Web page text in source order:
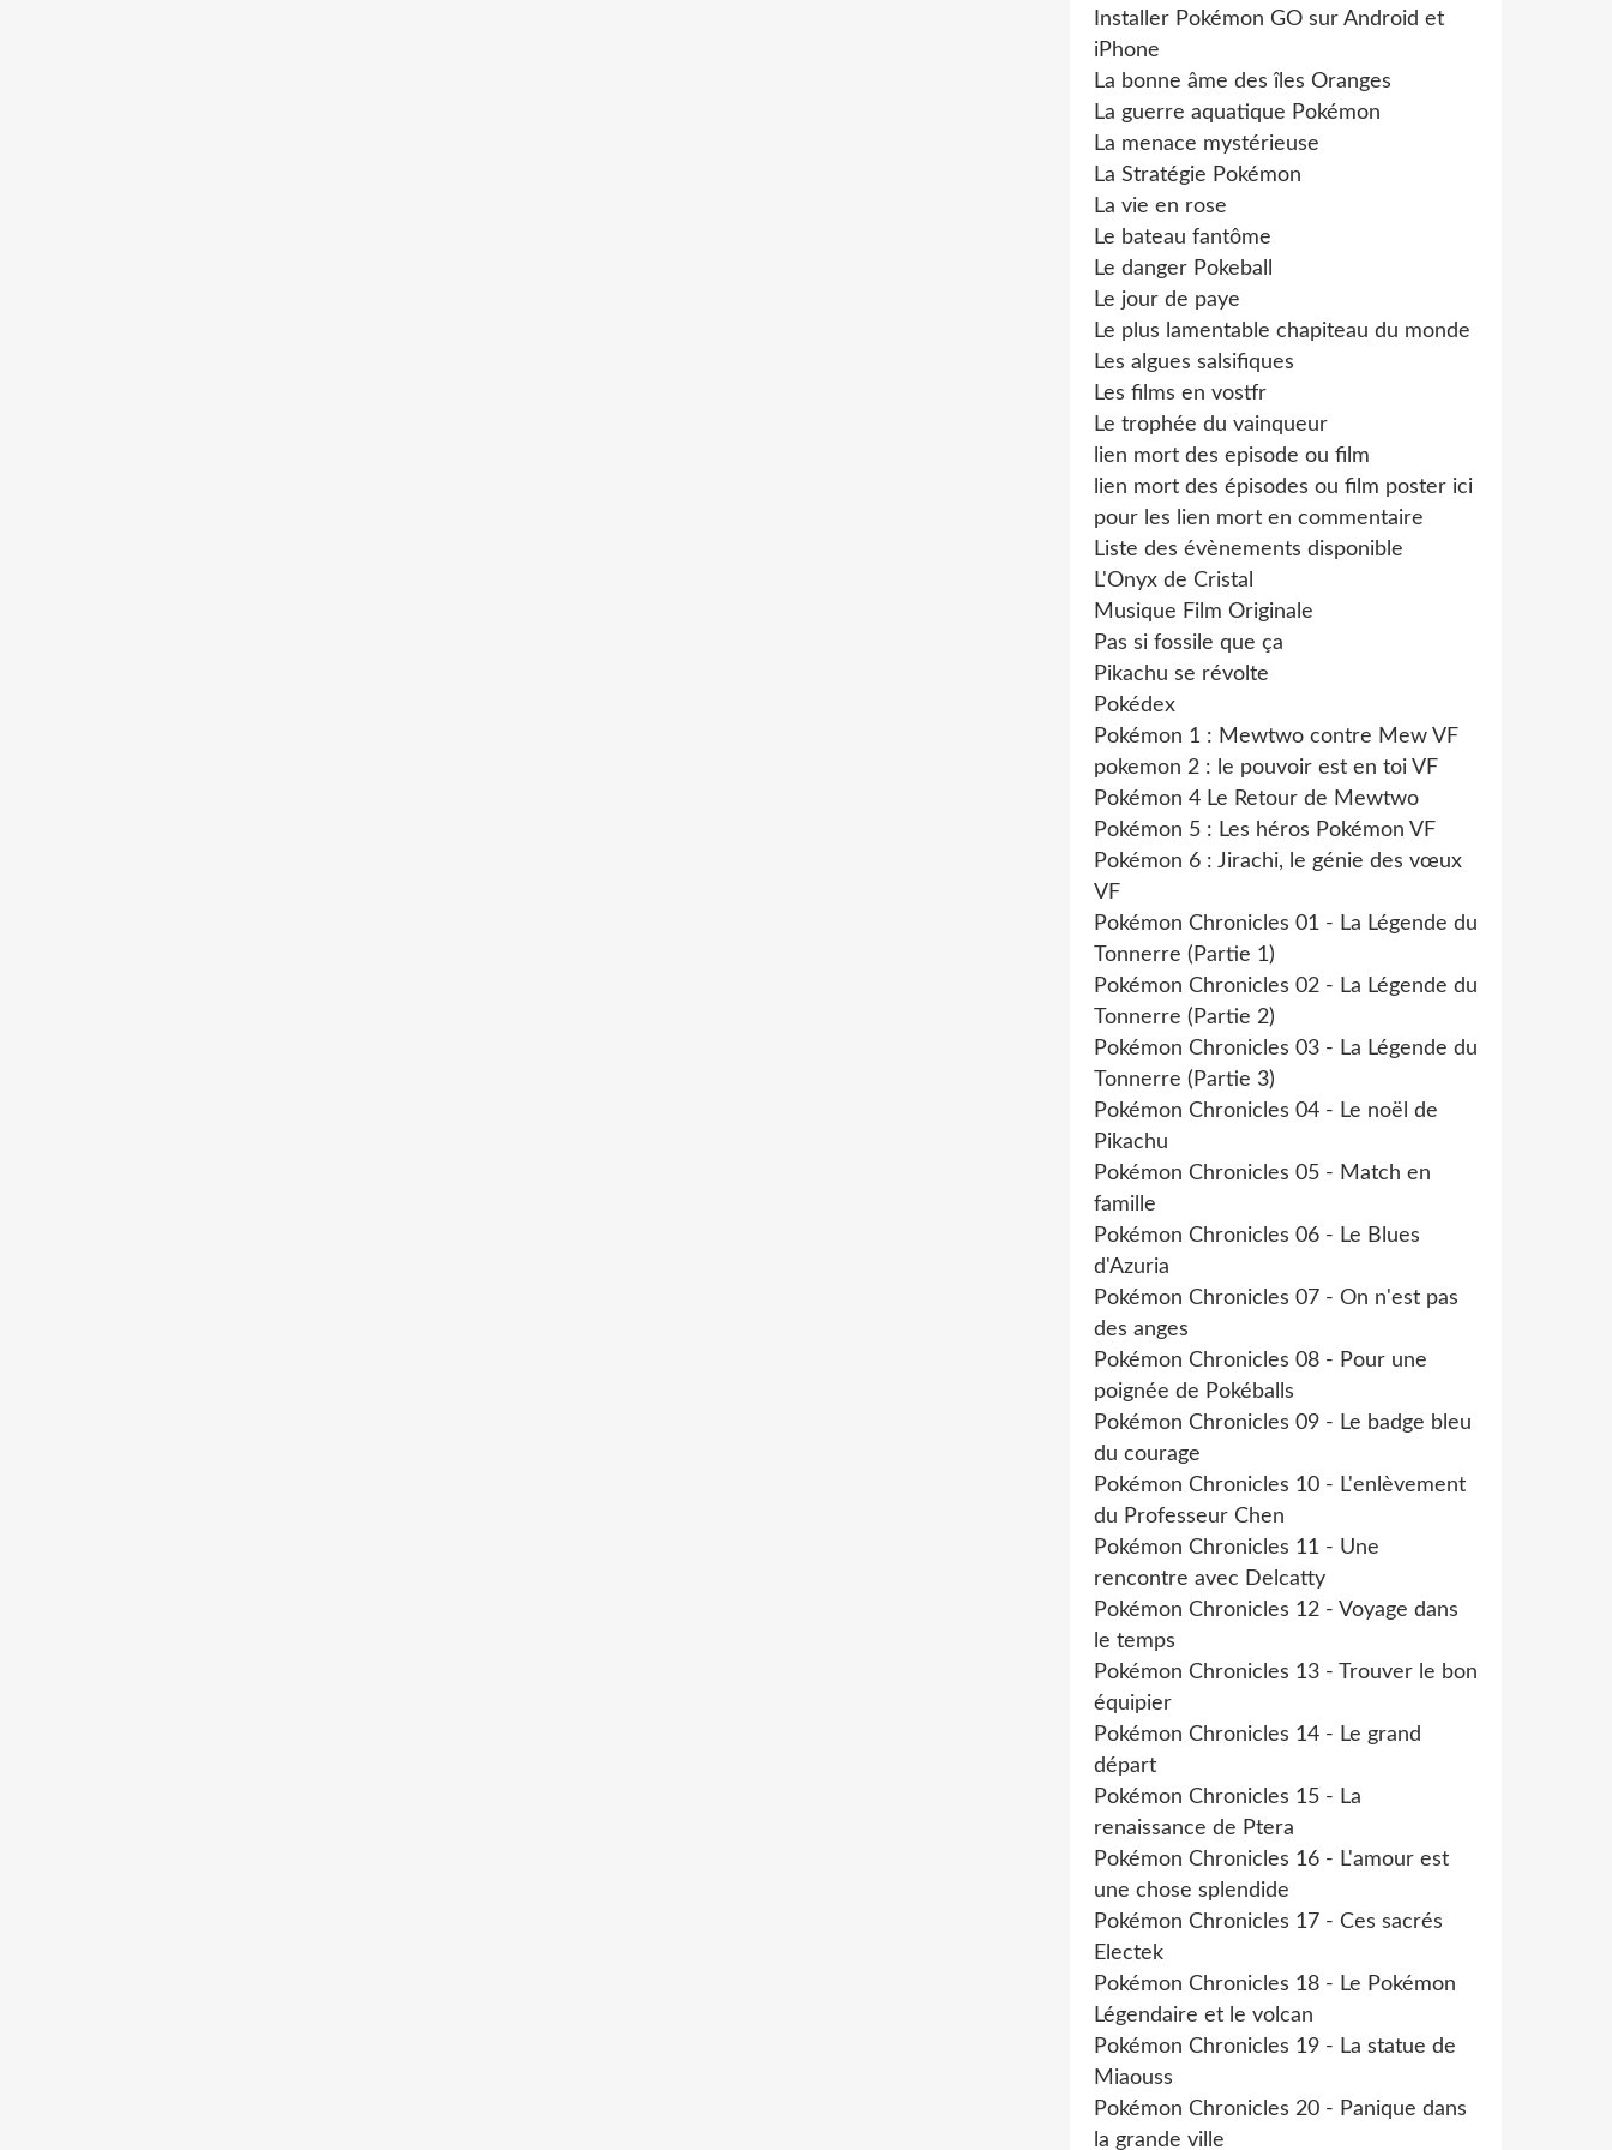
Installer Pokémon GO sur Android et
iPhone
La bonne âme des îles Oranges
La guerre aquatique Pokémon
La menace mystérieuse
La Stratégie Pokémon
La vie en rose
Le bateau fantôme
Le danger Pokeball
Le jour de paye
Le plus lamentable chapiteau du monde
Les algues salsifiques
Les films en vostfr
Le trophée du vainqueur
lien mort des episode ou film
lien mort des épisodes ou film poster ici
pour les lien mort en commentaire
Liste des évènements disponible
L'Onyx de Cristal
Musique Film Originale
Pas si fossile que ça
Pikachu se révolte
Pokédex
Pokémon 1 : Mewtwo contre Mew VF
pokemon 2 : le pouvoir est en toi VF
Pokémon 4 Le Retour de Mewtwo
Pokémon 5 : Les héros Pokémon VF
Pokémon 6 : Jirachi, le génie des vœux
VF
Pokémon Chronicles 01 - La Légende du
Tonnerre (Partie 1)
Pokémon Chronicles 02 - La Légende du
Tonnerre (Partie 2)
Pokémon Chronicles 03 - La Légende du
Tonnerre (Partie 3)
Pokémon Chronicles 04 - Le noël de
Pikachu
Pokémon Chronicles 05 - Match en
famille
Pokémon Chronicles 06 - Le Blues
d'Azuria
Pokémon Chronicles 07 - On n'est pas
des anges
Pokémon Chronicles 08 - Pour une
poignée de Pokéballs
Pokémon Chronicles 09 - Le badge bleu
du courage
Pokémon Chronicles 10 - L'enlèvement
du Professeur Chen
Pokémon Chronicles 11 - Une
rencontre avec Delcatty
Pokémon Chronicles 12 - Voyage dans
le temps
Pokémon Chronicles 13 - Trouver le bon
équipier
Pokémon Chronicles 14 - Le grand
départ
Pokémon Chronicles 15 - La
renaissance de Ptera
Pokémon Chronicles 16 - L'amour est
une chose splendide
Pokémon Chronicles 17 - Ces sacrés
Electek
Pokémon Chronicles 18 - Le Pokémon
Légendaire et le volcan
Pokémon Chronicles 19 - La statue de
Miaouss
Pokémon Chronicles 20 - Panique dans
la grande ville